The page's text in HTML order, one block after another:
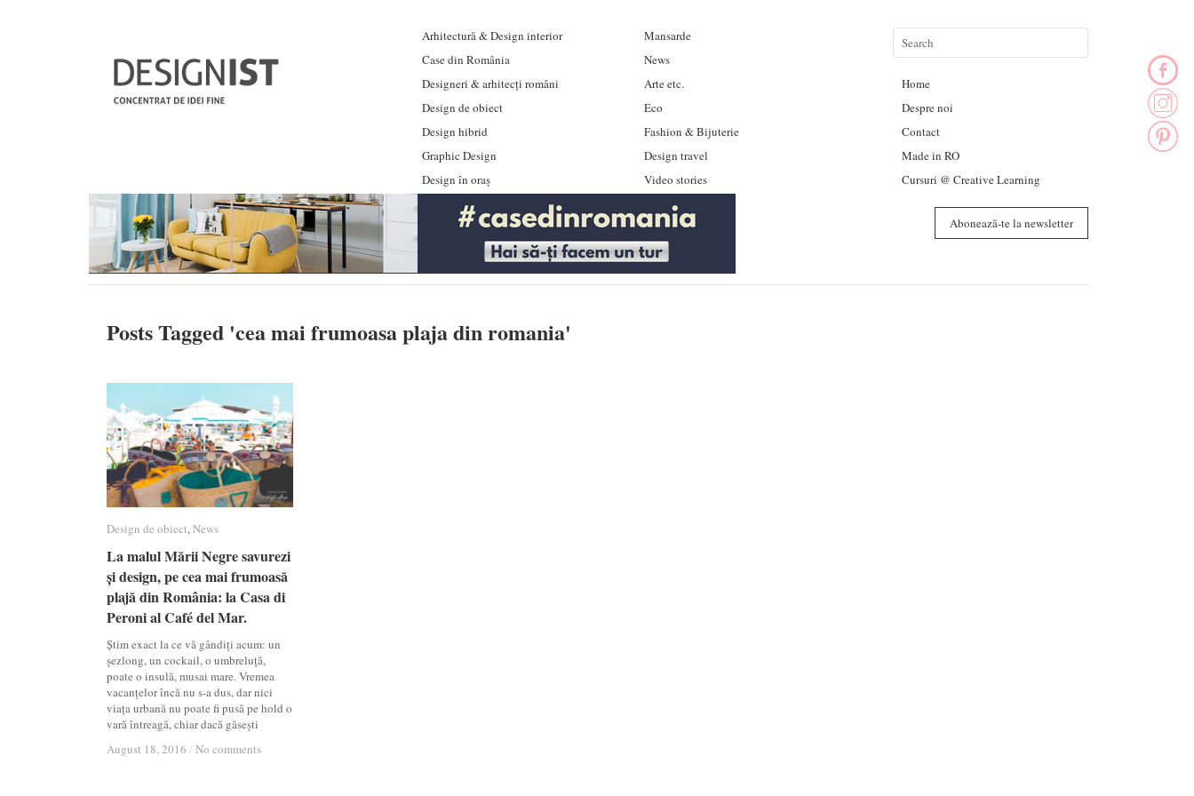
Arhitectură & Design interior
Case din România
Designeri & arhitecți români
Design de obiect
Design hibrid
Graphic Design
Design în oraș
Mansarde
News
Arte etc.
Eco
Fashion & Bijuterie
Design travel
Video stories
Home
Despre noi
Contact
Made in RO
Cursuri @ Creative Learning
Abonează-te la newsletter
Posts Tagged 'cea mai frumoasa plaja din romania'
Design de obiect,News
La malul Mării Negre savurezi
și design, pe cea mai frumoasă
plajă din România: la Casa di
Peroni al Café del Mar.
Știm exact la ce vă gândiți acum: un
șezlong, un cockail, o umbreluță,
poate o insulă, musai mare. Vremea
vacanțelor încă nu s-a dus, dar nici
viața urbană nu poate fi pusă pe hold o
vară întreagă, chiar dacă găsești
August 18, 2016 / No comments
Design de obiect News
La malul Mării Negre savurezi
și design, pe cea mai frumoasă
plajă din România: la Casa di
Peroni al Café del Mar.
August 18, 2016 / No comments